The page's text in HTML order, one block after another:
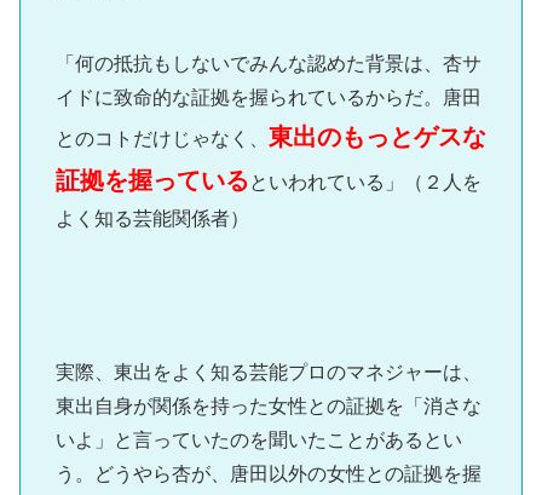
「何の抵抗もしないでみんな認めた背景は、杏サ
イドに致命的な証拠を握られているからだ。唐田
とのコトだけじゃなく、 東出のもっとゲスな
証拠を握っているといわれている」（２人を
よく知る芸能関係者）
実際、東出をよく知る芸能プロのマネジャーは、
東出自身が関係を持った女性との証拠を「消さな
いよ」と言っていたのを聞いたことがあるとい
う。どうやら杏が、唐田以外の女性との証拠を握